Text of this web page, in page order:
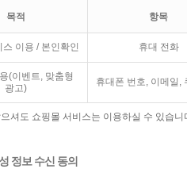
목적 항목
스 이용 / 본인확인 휴대 전화
(이벤트, 맞춤형
광고)
휴대폰 번호, 이메일,
셔도 쇼핑몰 서비스는 이용하실 수 있습니
정보 수신 동의